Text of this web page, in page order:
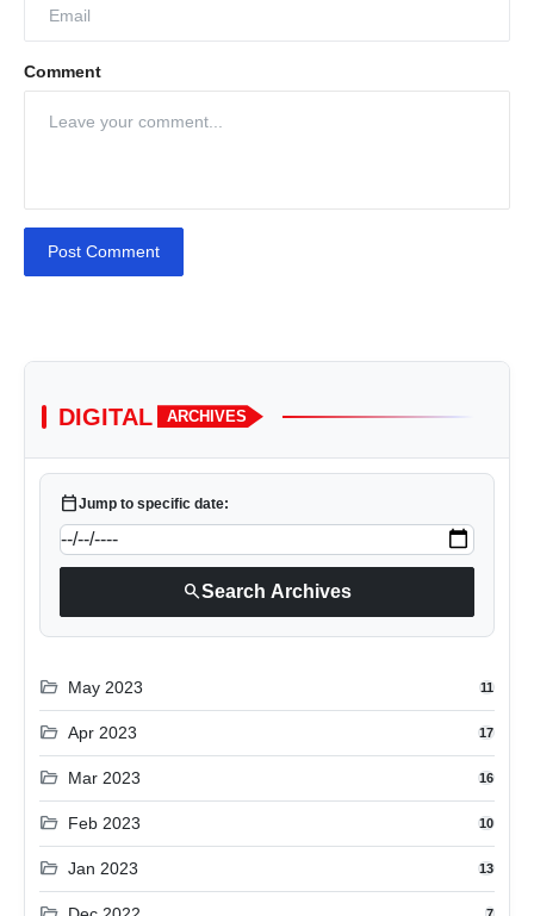
Comment
Post Comment
DIGITAL ARCHIVES
calendar_todayJump to specific date:
searchSearch Archives
folder_open May 2023 11
folder_open Apr 2023 17
folder_open Mar 2023 16
folder_open Feb 2023 10
folder_open Jan 2023 13